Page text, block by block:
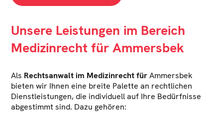
Unsere Leistungen im Bereich
Medizinrecht für Ammersbek
Als Rechtsanwalt im Medizinrecht fürAmmersbek
bieten wir Ihnen eine breite Palette an rechtlichen
Dienstleistungen, die individuell auf Ihre Bedürfnisse
abgestimmt sind. Dazu gehören: